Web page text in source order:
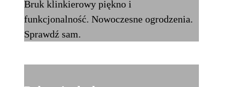
Bruk klinkierowy piękno i
funkcjonalność. Nowoczesne ogrodzenia.
Sprawdź sam.